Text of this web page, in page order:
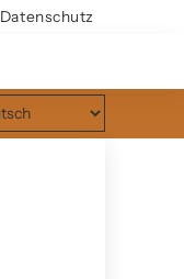
Datenschutz